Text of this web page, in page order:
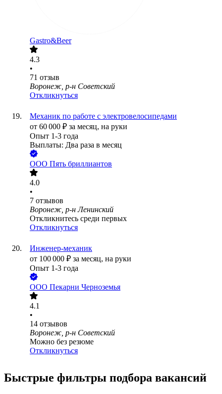
Gastro&Beer
4.3
•
71 отзыв
Воронеж, р-н Советский
Откликнуться
Механик по работе с электровелосипедами
от 60 000 ₽ за месяц, на руки
Опыт 1-3 года
Выплаты: Два раза в месяц
ООО Пять бриллиантов
4.0
•
7 отзывов
Воронеж, р-н Ленинский
Откликнитесь среди первых
Откликнуться
Инженер-механик
от 100 000 ₽ за месяц, на руки
Опыт 1-3 года
ООО Пекарни Черноземья
4.1
•
14 отзывов
Воронеж, р-н Советский
Можно без резюме
Откликнуться
Быстрые фильтры подбора вакансий